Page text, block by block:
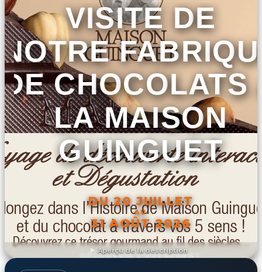
Aperçu de la description
VISITE DE
NOTRE
DE CHOCOLATS
LA MAISON
GUINGUET
DU 20 JUILLET
AU
31 AOÛT 2026
DÉCOUVRIR L'ÉVÉNEMENT